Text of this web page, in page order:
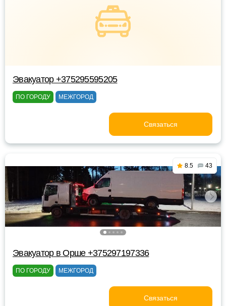
Эвакуатор +375295595205
ПО ГОРОДУ МЕЖГОРОД
Связаться
8.5 43
Эвакуатор в Орше +375297197336
ПО ГОРОДУ МЕЖГОРОД
Связаться